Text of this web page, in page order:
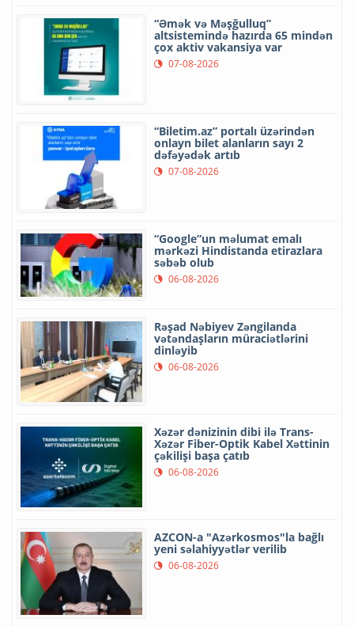
“Əmək və Məşğulluq”
altsistemində hazırda 65 mindən
çox aktiv vakansiya var
07-08-2026
“Biletim.az” portalı üzərindən
onlayn bilet alanların sayı 2
dəfəyədək artıb
07-08-2026
“Google”un məlumat emalı
mərkəzi Hindistanda etirazlara
səbəb olub
06-08-2026
Rəşad Nəbiyev Zəngilanda
vətəndaşların müraciətlərini
dinləyib
06-08-2026
Xəzər dənizinin dibi ilə Trans-
Xəzər Fiber-Optik Kabel Xəttinin
çəkilişi başa çatıb
06-08-2026
AZCON-a "Azərkosmos"la bağlı
yeni səlahiyyətlər verilib
06-08-2026